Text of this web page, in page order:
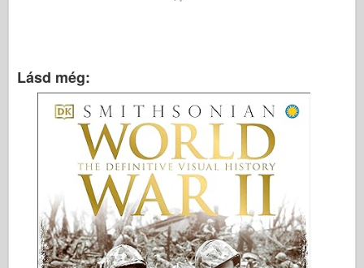
Lásd még: